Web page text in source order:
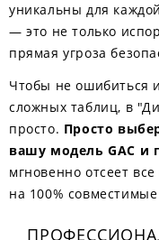
уникальны для
— это не только
прямая угроза
Чтобы не ошибиться
сложных таблиц, в
просто. Просто
вашу модель GAC и
мгновенно отсеет
на 100%